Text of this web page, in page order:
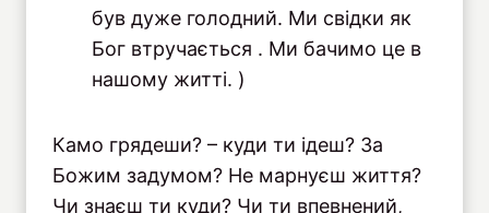
був дуже голодний. Ми свідки як
Бог втручається . Ми бачимо це в
нашому житті. )
Камо грядеши? – куди ти ідеш? За
Божим задумом? Не марнуєш життя?
Чи знаєш ти куди? Чи ти впевнений,